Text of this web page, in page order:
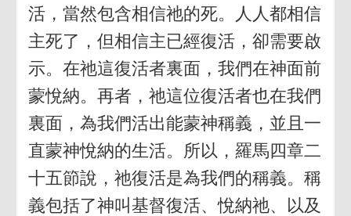
活，當然包含相信祂的死。人人都相信
主死了，但相信主已經復活，卻需要啟
示。在祂這復活者裏面，我們在神面前
蒙悅納。再者，祂這位復活者也在我們
裏面，為我們活出能蒙神稱義，並且一
直蒙神悅納的生活。所以，羅馬四章二
十五節說，祂復活是為我們的稱義。稱
義包括了神叫基督復活、悅納祂、以及